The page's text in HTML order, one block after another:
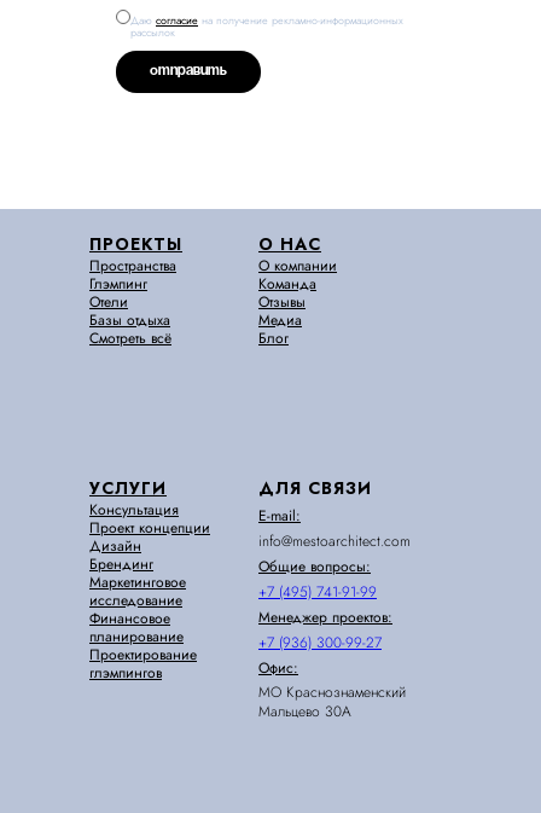
Даю согласие на получение рекламно-информационных
рассылок
ОТПРАВИТЬ
ДЛЯ СВЯЗИ
E-mail:
info@mestoarchitect.com
Общие вопросы:
+7 (495) 741-91-99
Менеджер проектов:
+7 (936) 300-99-27
Офис:
МО Краснознаменский
Мальцево 30А
О НАС
О компании
Команда
Отзывы
Медиа
Блог
УСЛУГИ
Консультация
Проект концепции
Дизайн
Брендинг
Маркетинговое
исследование
Финансовое
планирование
Проектирование
глэмпингов
ПРОЕКТЫ
Пространства
Глэмпинг
Отели
Базы отдыха
Смотреть всё